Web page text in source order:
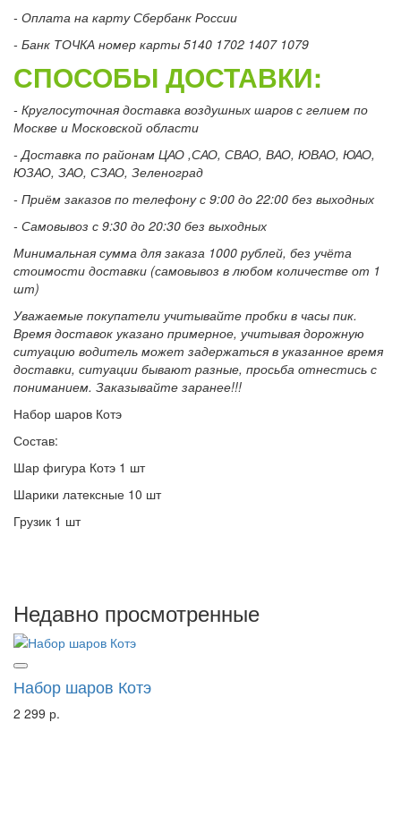
- Оплата на карту Сбербанк России
- Банк ТОЧКА номер карты 5140 1702 1407 1079
СПОСОБЫ ДОСТАВКИ:
- Круглосуточная доставка воздушных шаров с гелием по
Москве и Московской области
- Доставка по районам ЦАО ,САО, СВАО, ВАО, ЮВАО, ЮАО,
ЮЗАО, ЗАО, СЗАО, Зеленоград
- Приём заказов по телефону с 9:00 до 22:00 без выходных
- Самовывоз с 9:30 до 20:30 без выходных
Минимальная сумма для заказа 1000 рублей, без учёта
стоимости доставки (самовывоз в любом количестве от 1
шт)
Уважаемые покупатели учитывайте пробки в часы пик.
Время доставок указано примерное, учитывая дорожную
ситуацию водитель может задержаться в указанное время
доставки, ситуации бывают разные, просьба отнестись с
пониманием. Заказывайте заранее!!!
Набор шаров Котэ
Состав:
Шар фигура Котэ 1 шт
Шарики латексные 10 шт
Грузик 1 шт
Недавно просмотренные
Набор шаров Котэ
2 299 р.